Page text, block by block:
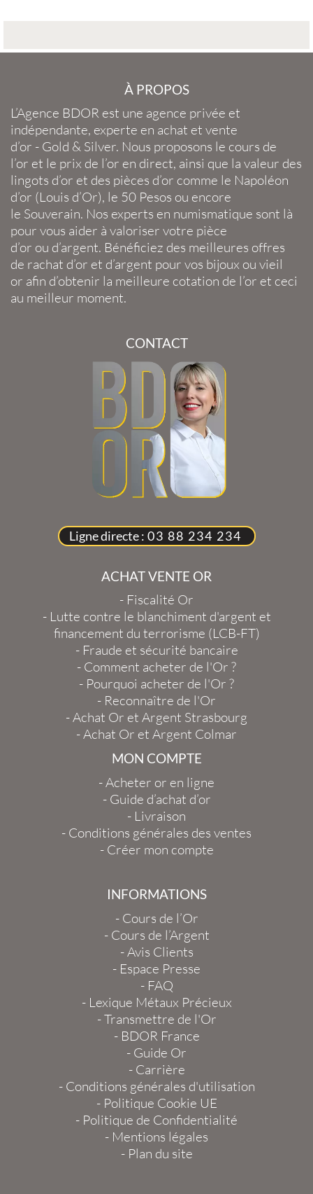
À PROPOS
L’Agence BDOR est une agence privée et
indépendante, experte en achat et vente
d’or - Gold & Silver. Nous proposons le cours de
l’or et le prix de l’or en direct, ainsi que la valeur des
lingots d’or et des pièces d’or comme le Napoléon
d’or (Louis d’Or), le 50 Pesos ou encore
le Souverain. Nos experts en numismatique sont là
pour vous aider à valoriser votre pièce
d’or ou d’argent. Bénéficiez des meilleures offres
de rachat d’or et d’argent pour vos bijoux ou vieil
or afin d’obtenir la meilleure cotation de l’or et ceci
au meilleur moment.
CONTACT
Ligne directe : 03 88 234 234
ACHAT VENTE OR
- Fiscalité Or
- Lutte contre le blanchiment d'argent et
financement du terrorisme (LCB-FT)
- Fraude et sécurité bancaire
- Comment acheter de l'Or ?
- Pourquoi acheter de l'Or ?
- Reconnaître de l'Or
-Achat Or et Argent Strasbourg
-Achat Or et Argent Colmar
MON COMPTE
-Acheter or en ligne
- Guide d’achat d’or
- Livraison
- Conditions générales des ventes
- Créer mon compte
INFORMATIONS
- Cours de l’Or
- Cours de l’Argent
-Avis Clients
- Espace Presse
- FAQ
- Lexique Métaux Précieux
-Transmettre de l'Or
- BDOR France
- Guide Or
- Carrière
- Conditions générales d'utilisation
- Politique Cookie UE
- Politique de Confidentialité
- Mentions légales
- Plan du site